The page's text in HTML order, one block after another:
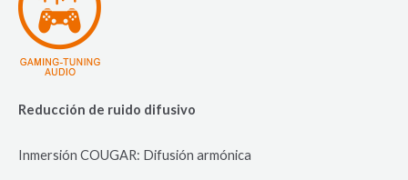
Reducción de ruido difusivo
Inmersión COUGAR: Difusión armónica